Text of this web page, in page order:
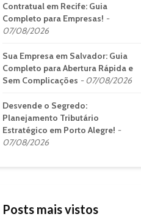
Contratual em Recife: Guia
Completo para Empresas!
07/08/2026
Sua Empresa em Salvador: Guia
Completo para Abertura Rápida e
Sem Complicações
07/08/2026
Desvende o Segredo:
Planejamento Tributário
Estratégico em Porto Alegre!
07/08/2026
Posts mais vistos